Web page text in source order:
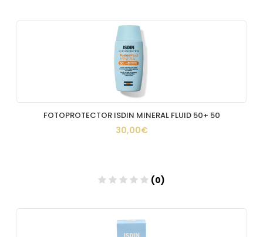
Añadir
FOTOPROTECTOR ISDIN MINERAL FLUID 50+ 50
30,00€
(0)
Añadir